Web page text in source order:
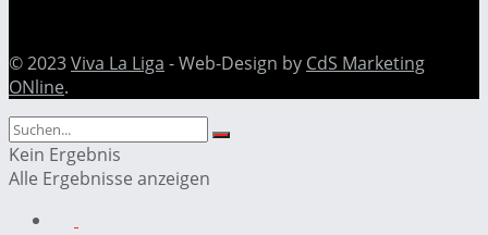
© 2023Viva La Liga - Web-Design by CdS Marketing
ONline.
Kein Ergebnis
Alle Ergebnisse anzeigen